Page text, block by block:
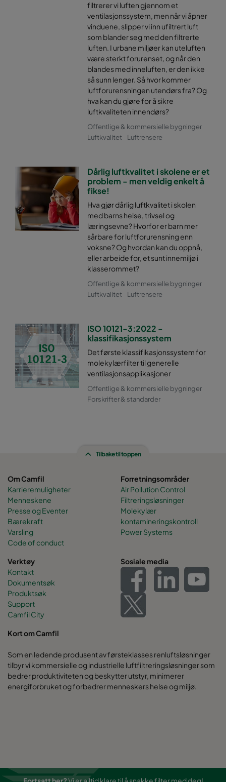
filtrerer vi luften gjennom et
ventilasjonssystem, men når vi åpner
vinduene, slipper vi inn ufiltrert luft
som blander seg med den filtrerte
luften. I urbane miljøer kan uteluften
være sterkt forurenset, og når den
blandes med inneluften, er den ikke
så sunn lenger. Så hvor kommer
luftforurensningen utendørs fra? Og
hva kan du gjøre for å sikre
luftkvaliteten innendørs?
Offentlige & kommersielle bygninger
Luftkvalitet
Luftrensere
Dårlig luftkvalitet i skolene er et
problem - men veldig enkelt å
fikse!
Hva gjør dårlig luftkvalitet i skolen
med barns helse, trivsel og
læringsevne? Hvorfor er barn mer
sårbare for luftforurensning enn
voksne? Og hvordan kan du oppnå,
eller arbeide for, et sunt innemiljø i
klasserommet?
Offentlige & kommersielle bygninger
Luftkvalitet
Luftrensere
ISO 10121-3:2022 -
klassifikasjonssystem
Det første klassifikasjonssystem for
molekylærfilter til generelle
ventilasjonsapplikasjoner
Offentlige & kommersielle bygninger
Forskrifter & standarder
Tilbake til toppen
Om Camfil
Karrieremuligheter
Menneskene
Presse og Eventer
Bærekraft
Varsling
Code of conduct
Forretningsområder
Air Pollution Control
Filtreringsløsninger
Molekylær
kontamineringskontroll
Power Systems
Verktøy
Kontakt
Dokumentsøk
Produktsøk
Support
Camfil City
Sosiale media
Kort om Camfil
Som en ledende produsent av førsteklasses renluftsløsninger
tilbyr vi kommersielle og industrielle luftfiltreringsløsninger som
bedrer produktiviteten og beskytter utstyr, minimerer
energiforbruket og forbedrer menneskers helse og miljø.